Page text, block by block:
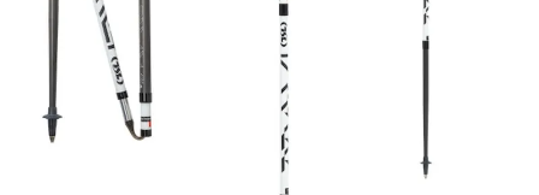
Beim Aufstieg auf einem steilen Pfad zählt jedes Gramm
und jede Bewegung muss präzise sein. Genau hier